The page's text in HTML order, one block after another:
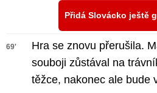
Přidá Slovácko ještě
69'
Hra se znovu přerušila.
souboji zůstával na
těžce, nakonec ale bude